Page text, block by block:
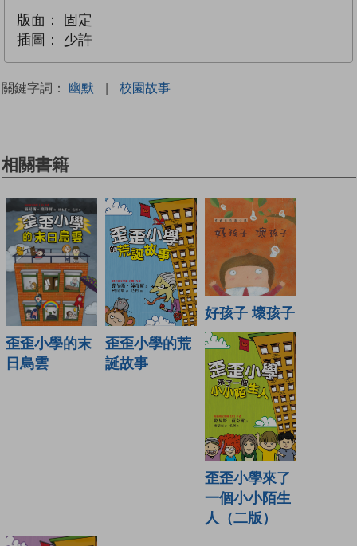
版面：
固定
插圖：
少許
關鍵字詞： 幽默 | 校園故事
相關書籍
歪歪小學的末
日烏雲
歪歪小學的荒
誕故事
好孩子 壞孩子
歪歪小學來了
一個小小陌生
人（二版）